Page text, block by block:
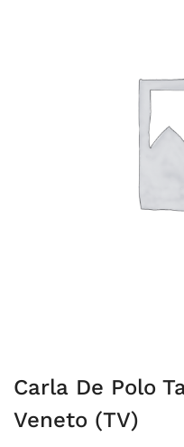
Carla De Polo
Veneto (TV)